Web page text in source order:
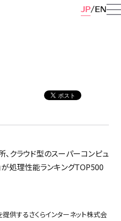
JP EN
、クラウド型のスーパーコンピュ
が処理性能ランキングTOP500
供するさくらインターネット株式会